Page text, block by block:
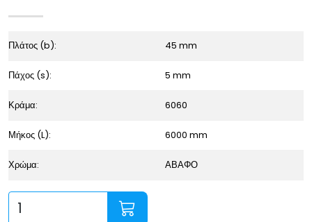
Πλάτος (b): 45 mm
Πάχος (s): 5 mm
Κράμα: 6060
Μήκος (L): 6000 mm
Χρώμα: ΑΒΑΦΟ